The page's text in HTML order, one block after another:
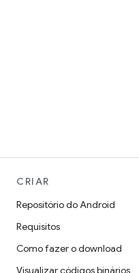
CRIAR
Repositório do Android
Requisitos
Como fazer o download
Visualizar códigos binários